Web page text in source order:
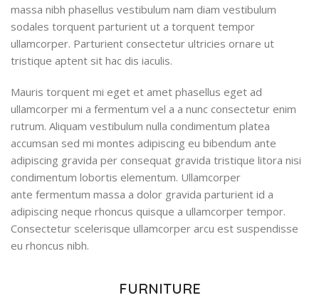
massa nibh phasellus vestibulum nam diam vestibulum
sodales torquent parturient ut a torquent tempor
ullamcorper. Parturient consectetur ultricies ornare ut
tristique aptent sit hac dis iaculis.
Mauris torquent mi eget et amet phasellus eget ad
ullamcorper mi a fermentum vel a a nunc consectetur enim
rutrum. Aliquam vestibulum nulla condimentum platea
accumsan sed mi montes adipiscing eu bibendum ante
adipiscing gravida per consequat gravida tristique litora nisi
condimentum lobortis elementum. Ullamcorper
ante fermentum massa a dolor gravida parturient id a
adipiscing neque rhoncus quisque a ullamcorper tempor.
Consectetur scelerisque ullamcorper arcu est suspendisse
eu rhoncus nibh.
FURNITURE